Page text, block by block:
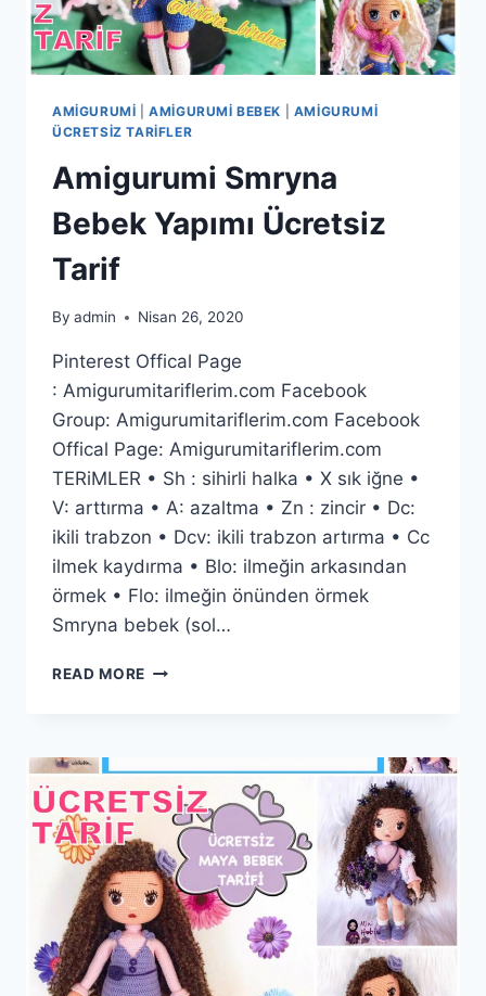
AMIGURUMI |AMIGURUMI BEBEK
AMIGURUMI
ÜCRETSIZ TARIFLER
Amigurumi Smryna
Bebek Yapımı Ücretsiz
Tarif
By admin Nisan 26, 2020
Pinterest Offical Page
: Amigurumitariflerim.com Facebook
Group: Amigurumitariflerim.com Facebook
Offical Page: Amigurumitariflerim.com
TERiMLER • Sh : sihirli halka • X sık iğne •
V: arttırma • A: azaltma • Zn : zincir • Dc:
ikili trabzon • Dcv: ikili trabzon artırma • Cc
ilmek kaydırma • Blo: ilmeğin arkasından
örmek • Flo: ilmeğin önünden örmek
Smryna bebek (sol…
READ MORE AMIGURUMI
TARIF